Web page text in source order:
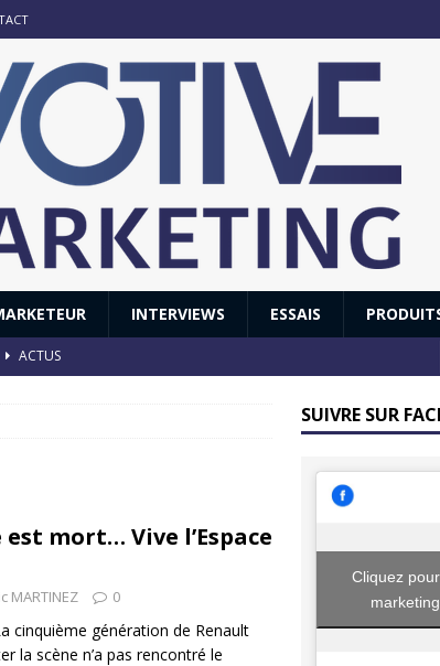
INTERVIEWS ESSAIS
ACTUS
publicitaire… confiné! ACTUS
est mort… Vive l’Espace
MARTINEZ 0
cinquième génération de Renault
la scène n’a pas rencontré le
SUIVRE SUR
Cliquez